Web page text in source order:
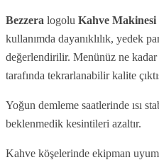
Bezzera logolu Kahve Makinesi
kullanımda dayanıklılık, yedek
değerlendirilir. Menünüz ne
tarafında tekrarlanabilir kalite
Yoğun demleme saatlerinde ısı
beklenmedik kesintileri azaltır.
Kahve köşelerinde ekipman